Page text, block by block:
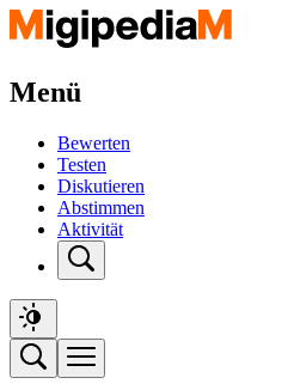
Menü
Bewerten
Testen
Diskutieren
Abstimmen
Aktivität